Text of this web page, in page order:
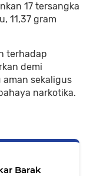
17 tersangka
11,37 gram
terhadap
demi
sekaligus
narkotika.
Barak